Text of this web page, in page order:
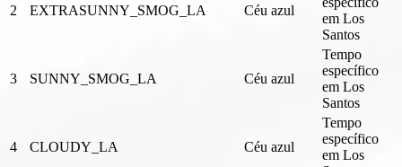
2 EXTRASUNNY_SMOG_LA Céu azul
em Los
Santos
3 SUNNY_SMOG_LA Céu azul
Tempo
específico
em Los
Santos
4 CLOUDY_LA Céu azul
Tempo
específico
em Los